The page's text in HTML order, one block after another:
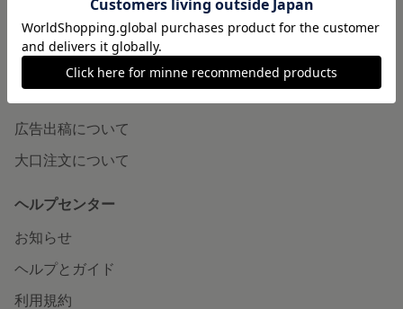
ニュース
minneの本
広告出稿について
大口注文について
ヘルプセンター
お知らせ
ヘルプとガイド
利用規約